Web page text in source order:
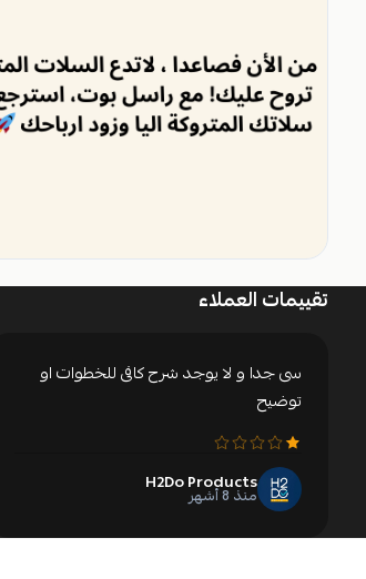
تقييمات العملاء
سى جدا و لا يوجد شرح كافى للخطوات او
توضيح
H2Do Products
منذ 8 أشهر